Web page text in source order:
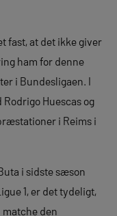
fast, at det ikke giver
ham for denne
i Bundesligaen. I
Huescas og
i Reims i
i sidste sæson
1, er det tydeligt,
den